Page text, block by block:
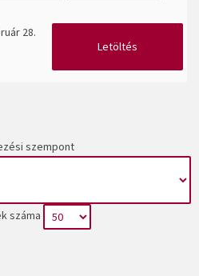
28.
Letöltés
szempont
száma